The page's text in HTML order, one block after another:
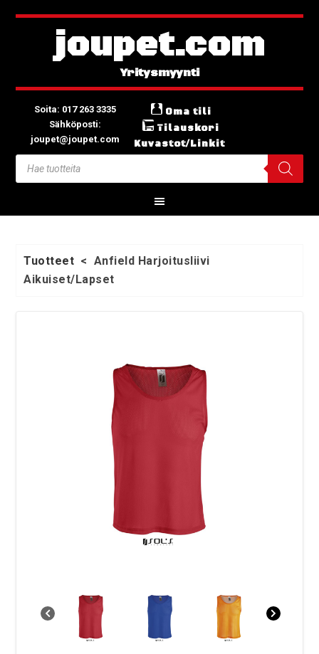
joupet.com
Soita: 017 263 3335
Sähköposti:
joupet@joupet.com
Oma tili
Tilauskori
Kuvastot/Linkit
Tuotteet < Anfield Harjoitusliivi
Aikuiset/Lapset